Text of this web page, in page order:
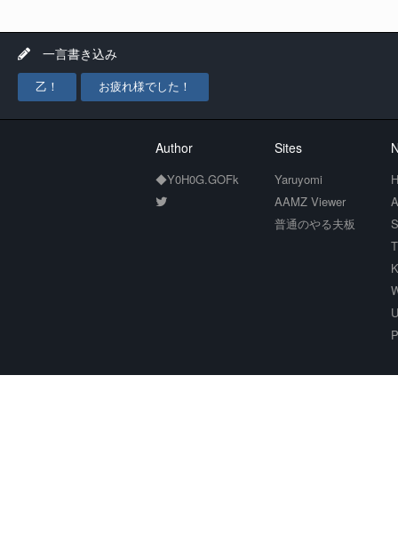
一言書き込み
乙！ お疲れ様でした！
Author
◆Y0H0G.GOFk
Sites
Yaruyomi
AAMZ Viewer
普通のやる夫板